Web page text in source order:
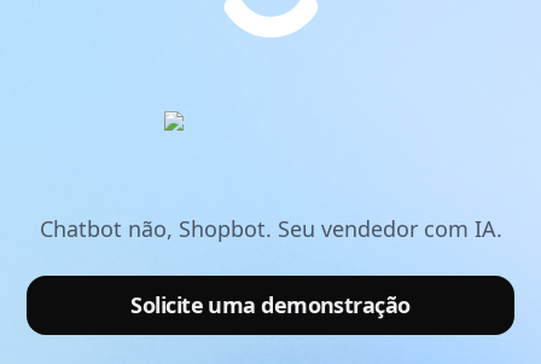
Chatbot não, Shopbot. Seu vendedor com IA.
Solicite uma demonstração